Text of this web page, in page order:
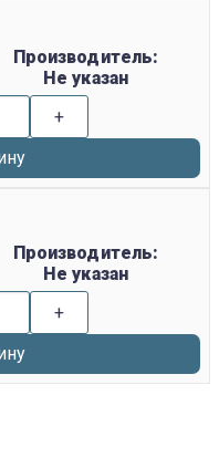
Производитель:
Не указан
+
Производитель:
Не указан
+